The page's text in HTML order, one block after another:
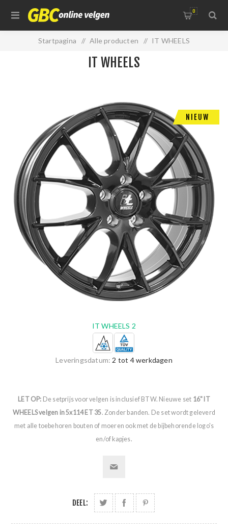
0
Startpagina / Alle producten / IT WHEELS
NIEUW
IT WHEELS
IT WHEELS 2
Leveringsdatum: 2 tot 4 werkdagen
LET OP: De setprijs voor velgen is inclusief BTW. Nieuwe set 16" IT
WHEELS velgen in 5x114 ET 35. Zonder banden. De set wordt geleverd
met alle toebehoren bouten of moeren ook met de bijbehorende logo's
en/of kapjes.
DEEL: